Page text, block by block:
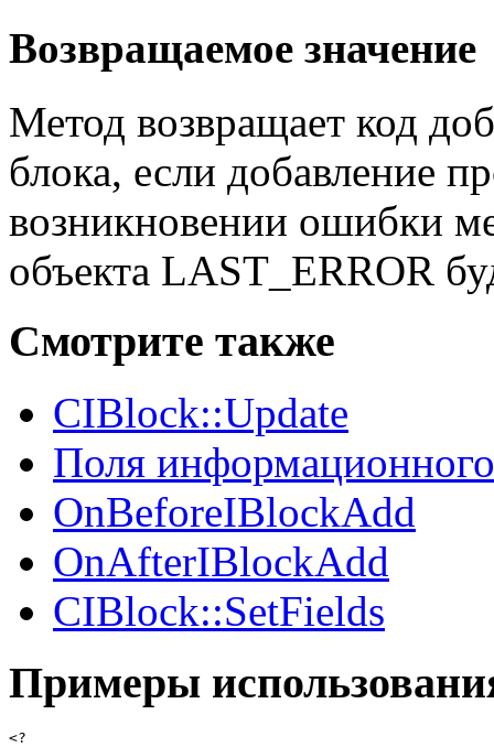
Возвращаемое значение
Метод возвращает код
блока, если добавление
возникновении ошибки
объекта LAST_ERROR
Смотрите также
CIBlock::Update
Поля
OnBeforeIBlockAdd
OnAfterIBlockAdd
CIBlock::SetFields
Примеры
<?